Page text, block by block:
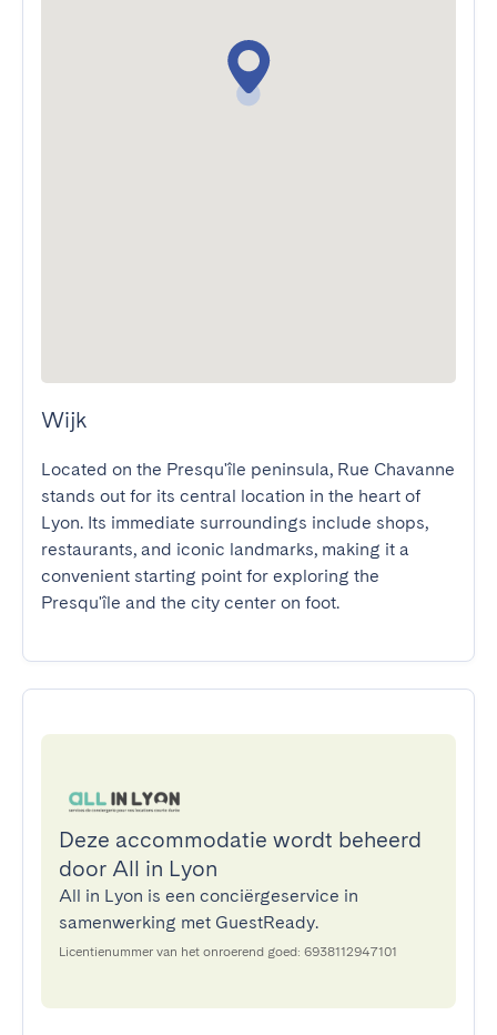
Wijk
Located on the Presqu'île peninsula, Rue Chavanne
stands out for its central location in the heart of
Lyon. Its immediate surroundings include shops,
restaurants, and iconic landmarks, making it a
convenient starting point for exploring the
Presqu'île and the city center on foot.
Deze accommodatie wordt beheerd
door All in Lyon
All in Lyon is een conciërgeservice in
samenwerking met GuestReady.
Licentienummer van het onroerend goed: 6938112947101